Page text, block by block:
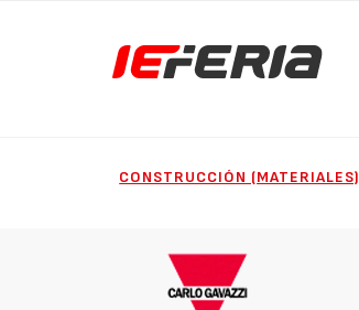
CONSTRUCCIÓN (MATERIALES)